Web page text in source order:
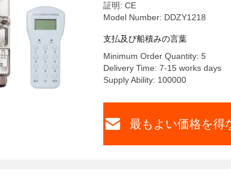
証明: CE
Model Number: DDZY1218
支払及び船積みの言葉
Minimum Order Quantity: 5
Delivery Time: 7-15 works days
Supply Ability: 100000
最もよい価格を得